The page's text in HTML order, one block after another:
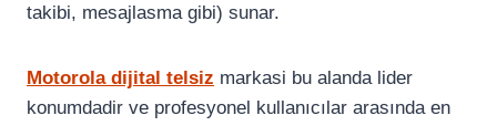
takibi, mesajlasma gibi) sunar.
Motorola dijital telsiz markasi bu alanda lider
konumdadir ve profesyonel kullanıcılar arasında en